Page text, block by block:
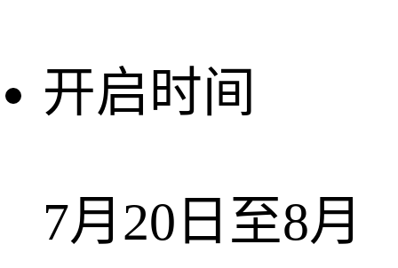
开启时间
7月20日至8月